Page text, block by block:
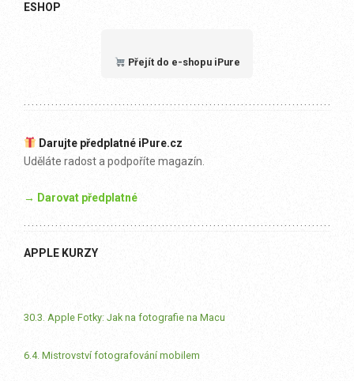
ESHOP
Přejít do e-shopu iPure
Darujte předplatné iPure.cz
Uděláte radost a podpoříte magazín.
→ Darovat předplatné
APPLE KURZY
30.3. Apple Fotky: Jak na fotografie na Macu
6.4. Mistrovství fotografování mobilem